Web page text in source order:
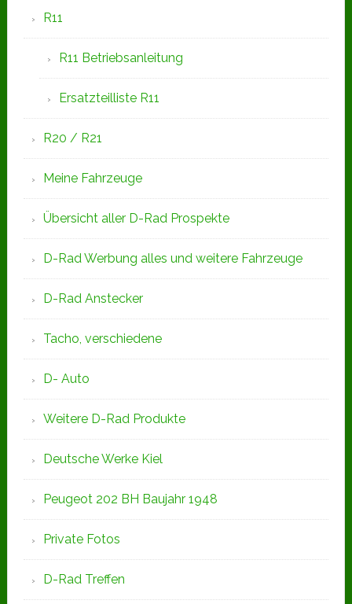
R11
R11 Betriebsanleitung
Ersatzteilliste R11
R20 / R21
Meine Fahrzeuge
Übersicht aller D-Rad Prospekte
D-Rad Werbung alles und weitere Fahrzeuge
D-Rad Anstecker
Tacho, verschiedene
D- Auto
Weitere D-Rad Produkte
Deutsche Werke Kiel
Peugeot 202 BH Baujahr 1948
Private Fotos
D-Rad Treffen